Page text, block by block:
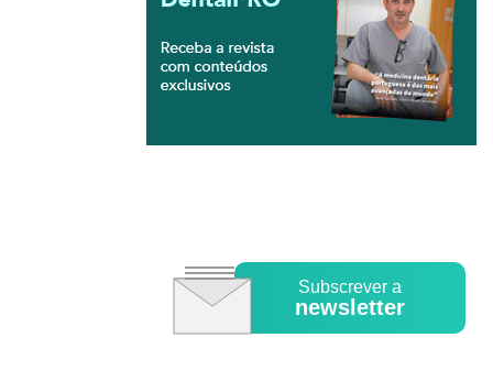
Subscrever a
newsletter